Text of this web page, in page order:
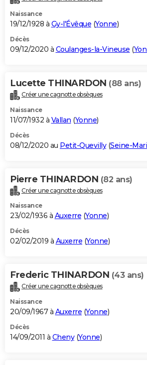
Naissance
19/12/1928 à Gy-l'Évêque (Yonne)
Décès
09/12/2020 à Coulanges-la-Vineuse (
Lucette THINARDON (88 ans)
Créer une cagnotte obsèques
Naissance
11/07/1932 à Vallan (Yonne)
Décès
08/12/2020 au Petit-Quevilly(Seine-
Pierre THINARDON (82 ans)
Créer une cagnotte obsèques
Naissance
23/02/1936 à Auxerre (Yonne)
Décès
02/02/2019 à Auxerre (Yonne)
Frederic THINARDON (43 ans)
Créer une cagnotte obsèques
Naissance
20/09/1967 à Auxerre (Yonne)
Décès
14/09/2011 à Cheny(Yonne)